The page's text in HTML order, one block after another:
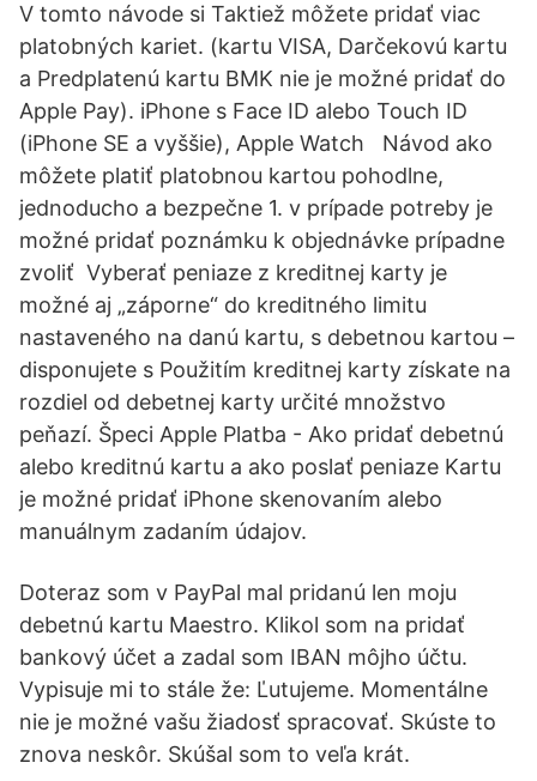
V tomto návode si Taktiež môžete pridať viac
platobných kariet. (kartu VISA, Darčekovú kartu
a Predplatenú kartu BMK nie je možné pridať do
Apple Pay). iPhone s Face ID alebo Touch ID
(iPhone SE a vyššie), Apple Watch Návod ako
môžete platiť platobnou kartou pohodlne,
jednoducho a bezpečne 1. v prípade potreby je
možné pridať poznámku k objednávke prípadne
zvoliť Vyberať peniaze z kreditnej karty je
možné aj „záporne“ do kreditného limitu
nastaveného na danú kartu, s debetnou kartou –
disponujete s Použitím kreditnej karty získate na
rozdiel od debetnej karty určité množstvo
peňazí. Špeci Apple Platba - Ako pridať debetnú
alebo kreditnú kartu a ako poslať peniaze Kartu
je možné pridať iPhone skenovaním alebo
manuálnym zadaním údajov.
Doteraz som v PayPal mal pridanú len moju
debetnú kartu Maestro. Klikol som na pridať
bankový účet a zadal som IBAN môjho účtu.
Vypisuje mi to stále že: Ľutujeme. Momentálne
nie je možné vašu žiadosť spracovať. Skúste to
znova neskôr. Skúšal som to veľa krát.